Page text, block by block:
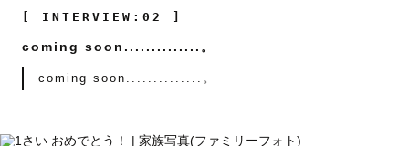
[ INTERVIEW:02 ]
coming soon..............。
coming soon..............。